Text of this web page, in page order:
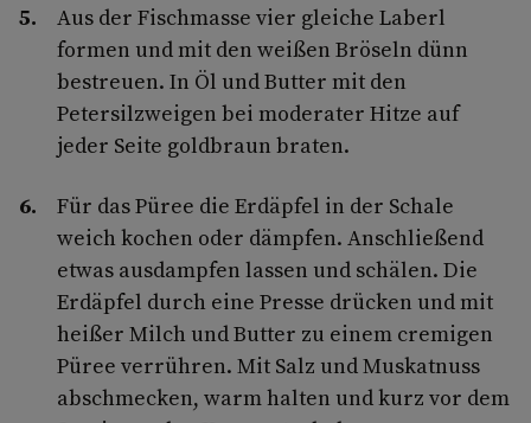
Aus der Fischmasse vier gleiche Laberl
formen und mit den weißen Bröseln dünn
bestreuen. In Öl und Butter mit den
Petersilzweigen bei moderater Hitze auf
jeder Seite goldbraun braten.
Für das Püree die Erdäpfel in der Schale
weich kochen oder dämpfen. Anschließend
etwas ausdampfen lassen und schälen. Die
Erdäpfel durch eine Presse drücken und mit
heißer Milch und Butter zu einem cremigen
Püree verrühren. Mit Salz und Muskatnuss
abschmecken, warm halten und kurz vor dem